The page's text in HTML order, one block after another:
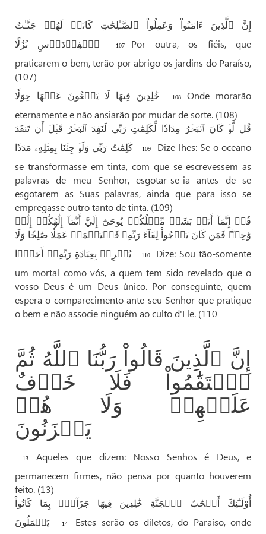
إِنَّ ٱلَّذِينَ ءَامَنُواْ وَعَمِلُواْ ٱلصَّـٰلِحَٰتِ كَانَتۡ لَهُمۡ جَنَّـٰتُ
ٱلۡفِرۡدَوۡسِ نُزُلًا
107
Por outra, os fiéis, que
praticarem o bem, terão por abrigo os jardins do Paraíso,
(107)
خَٰلِدِينَ فِيهَا لَا يَبۡغُونَ عَنۡهَا حِوَلٗا
108
Onde morarão
eternamente e não ansiarão por mudar de sorte. (108)
قُل لَّوۡ كَانَ ٱلۡبَحۡرُ مِدَادٗا لِّكَلِمَٰتِ رَبِّي لَنَفِدَ ٱلۡبَحۡرُ قَبۡلَ أَن تَنفَدَ
كَلِمَٰتُ رَبِّي وَلَوۡ جِئۡنَا بِمِثۡلِهِۦ مَدَدٗا
109
Dize-lhes: Se o oceano
se transformasse em tinta, com que se escrevessem as
palavras de meu Senhor, esgotar-se-ia antes de se
esgotarem as Suas palavras, ainda que para isso se
empregasse outro tanto de tinta. (109)
قُلۡ إِنَّمَآ أَنَا۠ بَشَرٞ مِّثۡلُكُمۡ يُوحَىٰٓ إِلَيَّ أَنَّمَآ إِلَٰهُكُمۡ إِلَٰهٞ
وَٰحِدٞ فَمَن كَانَ يَرۡجُواْ لِقَآءَ رَبِّهِۦ فَلۡيَعۡمَلۡ عَمَلٗا صَٰلِحٗا وَلَا
يُشۡرِكۡ بِعِبَادَةِ رَبِّهِۦٓ أَحَدَۢا
110
Dize: Sou tão-somente
um mortal como vós, a quem tem sido revelado que o
vosso Deus é um Deus único. Por conseguinte, quem
espera o comparecimento ante seu Senhor que pratique
o bem e não associe ninguém ao culto d'Ele. (110
إِنَّ ٱلَّذِينَ قَالُواْ رَبُّنَا ٱللَّهُ ثُمَّ
ٱسۡتَقَٰمُواْ فَلَا خَوۡفٌ
عَلَيۡهِمۡ وَلَا هُمۡ
يَحۡزَنُونَ
13
Aqueles que dizem: Nosso Senhos é Deus, e
permanecem firmes, não pensa por quanto houverem
feito. (13)
أُوْلَـٰٓئِكَ أَصۡحَٰبُ ٱلۡجَنَّةِ خَٰلِدِينَ فِيهَا جَزَآءَۢ بِمَا كَانُواْ
يَعۡمَلُونَ
14
Estes serão os diletos, do Paraíso, onde